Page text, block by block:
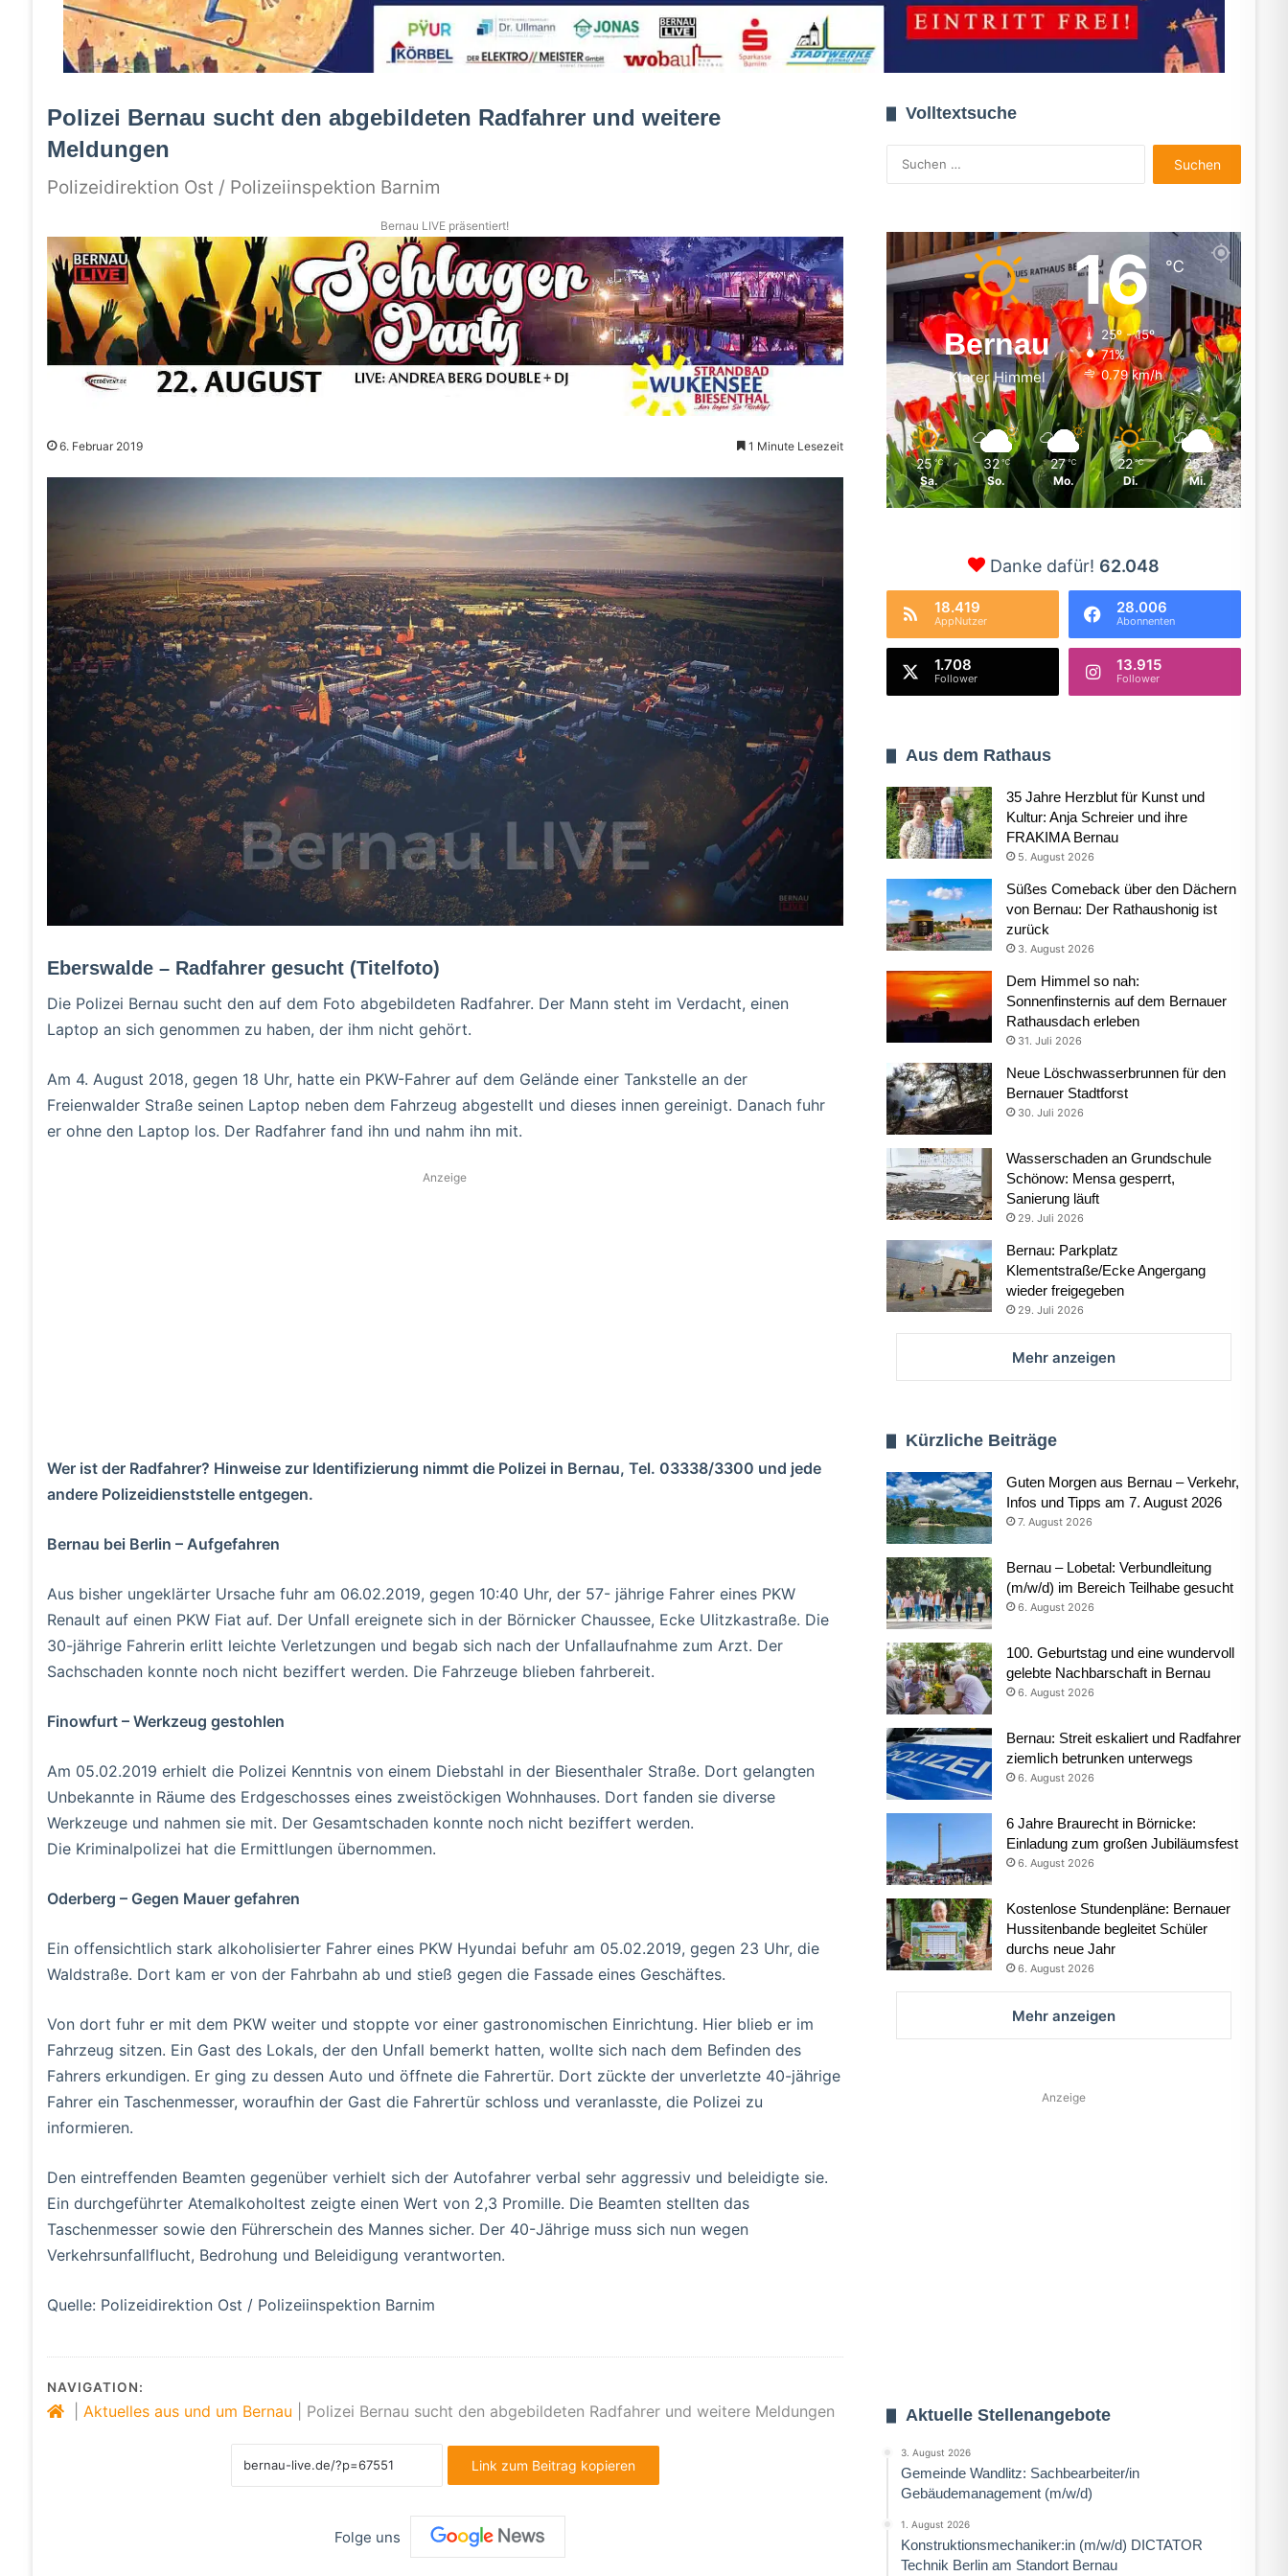
Polizei Bernau sucht den abgebildeten Radfahrer und weitere
Meldungen
Polizeidirektion Ost / Polizeiinspektion Barnim
Bernau LIVE präsentiert!
6. Februar 2019 1 Minute Lesezeit
Eberswalde – Radfahrer gesucht (Titelfoto)
Die Polizei Bernau sucht den auf dem Foto abgebildeten Radfahrer. Der Mann steht im Verdacht, einen
Laptop an sich genommen zu haben, der ihm nicht gehört.
Am 4. August 2018, gegen 18 Uhr, hatte ein PKW-Fahrer auf dem Gelände einer Tankstelle an der
Freienwalder Straße seinen Laptop neben dem Fahrzeug abgestellt und dieses innen gereinigt. Danach fuhr
er ohne den Laptop los. Der Radfahrer fand ihn und nahm ihn mit.
Anzeige
Wer ist der Radfahrer? Hinweise zur Identifizierung nimmt die Polizei in Bernau, Tel. 03338/3300 und jede
andere Polizeidienststelle entgegen.
Bernau bei Berlin – Aufgefahren
Aus bisher ungeklärter Ursache fuhr am 06.02.2019, gegen 10:40 Uhr, der 57- jährige Fahrer eines PKW
Renault auf einen PKW Fiat auf. Der Unfall ereignete sich in der Börnicker Chaussee, Ecke Ulitzkastraße. Die
30-jährige Fahrerin erlitt leichte Verletzungen und begab sich nach der Unfallaufnahme zum Arzt. Der
Sachschaden konnte noch nicht beziffert werden. Die Fahrzeuge blieben fahrbereit.
Finowfurt – Werkzeug gestohlen
Am 05.02.2019 erhielt die Polizei Kenntnis von einem Diebstahl in der Biesenthaler Straße. Dort gelangten
Unbekannte in Räume des Erdgeschosses eines zweistöckigen Wohnhauses. Dort fanden sie diverse
Werkzeuge und nahmen sie mit. Der Gesamtschaden konnte noch nicht beziffert werden.
Die Kriminalpolizei hat die Ermittlungen übernommen.
Oderberg – Gegen Mauer gefahren
Ein offensichtlich stark alkoholisierter Fahrer eines PKW Hyundai befuhr am 05.02.2019, gegen 23 Uhr, die
Waldstraße. Dort kam er von der Fahrbahn ab und stieß gegen die Fassade eines Geschäftes.
Von dort fuhr er mit dem PKW weiter und stoppte vor einer gastronomischen Einrichtung. Hier blieb er im
Fahrzeug sitzen. Ein Gast des Lokals, der den Unfall bemerkt hatten, wollte sich nach dem Befinden des
Fahrers erkundigen. Er ging zu dessen Auto und öffnete die Fahrertür. Dort zückte der unverletzte 40-jährige
Fahrer ein Taschenmesser, woraufhin der Gast die Fahrertür schloss und veranlasste, die Polizei zu
informieren.
Den eintreffenden Beamten gegenüber verhielt sich der Autofahrer verbal sehr aggressiv und beleidigte sie.
Ein durchgeführter Atemalkoholtest zeigte einen Wert von 2,3 Promille. Die Beamten stellten das
Taschenmesser sowie den Führerschein des Mannes sicher. Der 40-Jährige muss sich nun wegen
Verkehrsunfallflucht, Bedrohung und Beleidigung verantworten.
Quelle: Polizeidirektion Ost / Polizeiinspektion Barnim
NAVIGATION:
Aktuelles aus und um Bernau Polizei Bernau sucht den abgebildeten Radfahrer und weitere Meldungen
Link zum Beitrag kopieren
Folge uns
Volltextsuche
nach:
Bernau
Klarer Himmel
16℃
25º - 15º
71%
0.79 km/h
25 ℃
Sa.
32 ℃
So.
27 ℃
Mo.
22 ℃
Di.
25 ℃
Mi.
Danke dafür! 62.048
18.419
AppNutzer
28.006
Abonnenten
1.708
Follower
13.915
Follower
Aus dem Rathaus
35 Jahre Herzblut für Kunst und
Kultur: Anja Schreier und ihre
FRAKIMA Bernau
5. August 2026
Süßes Comeback über den Dächern
von Bernau: Der Rathaushonig ist
zurück
3. August 2026
Dem Himmel so nah:
Sonnenfinsternis auf dem Bernauer
Rathausdach erleben
31. Juli 2026
Neue Löschwasserbrunnen für den
Bernauer Stadtforst
30. Juli 2026
Wasserschaden an Grundschule
Schönow: Mensa gesperrt,
Sanierung läuft
29. Juli 2026
Bernau: Parkplatz
Klementstraße/Ecke Angergang
wieder freigegeben
29. Juli 2026
Mehr anzeigen
Kürzliche Beiträge
Guten Morgen aus Bernau – Verkehr,
Infos und Tipps am 7. August 2026
7. August 2026
Bernau – Lobetal: Verbundleitung
(m/w/d) im Bereich Teilhabe gesucht
6. August 2026
100. Geburtstag und eine wundervoll
gelebte Nachbarschaft in Bernau
6. August 2026
Bernau: Streit eskaliert und Radfahrer
ziemlich betrunken unterwegs
6. August 2026
6 Jahre Braurecht in Börnicke:
Einladung zum großen Jubiläumsfest
6. August 2026
Kostenlose Stundenpläne: Bernauer
Hussitenbande begleitet Schüler
durchs neue Jahr
6. August 2026
Mehr anzeigen
Anzeige
Aktuelle Stellenangebote
3. August 2026
Gemeinde Wandlitz: Sachbearbeiter/in
Gebäudemanagement (m/w/d)
1. August 2026
Konstruktionsmechaniker:in (m/w/d) DICTATOR
Technik Berlin am Standort Bernau